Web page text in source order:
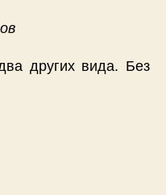
других вида. Без